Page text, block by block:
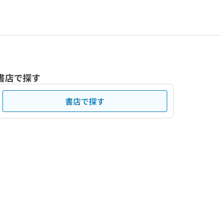
店で探す
書店で探す